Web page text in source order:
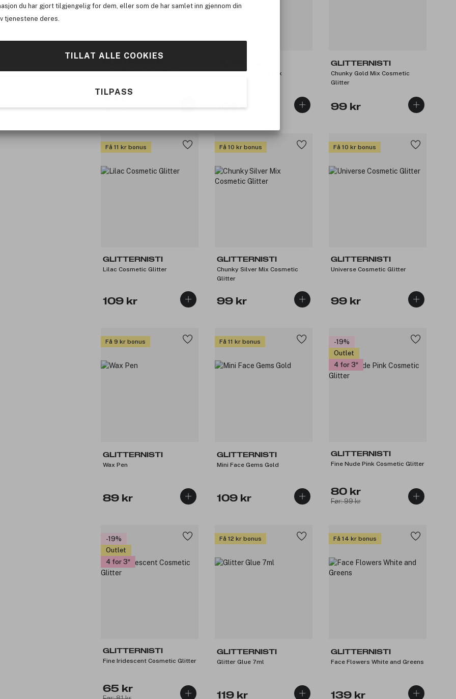
du har gjort tilgjengelig for dem, eller som de har samlet inn gjennom din
tjenestene deres.
TILLAT ALLE COOKIES
TILPASS
Nude Mix Cosmetic Glitter
Før: 79 kr
Chunky Iridescent Mix
109 kr
GLITTERNISTI
Chunky Gold Mix Cosmetic
Glitter
99 kr
Få 11 kr bonus
GLITTERNISTI
Lilac Cosmetic Glitter
109 kr
Få 10 kr bonus
GLITTERNISTI
Chunky Silver Mix Cosmetic
Glitter
99 kr
Få 10 kr bonus
GLITTERNISTI
Universe Cosmetic Glitter
99 kr
Få 9 kr bonus
GLITTERNISTI
Wax Pen
89 kr
Få 11 kr bonus
GLITTERNISTI
Mini Face Gems Gold
109 kr
-19%
Outlet
4 for 3
GLITTERNISTI
Fine Nude Pink Cosmetic Glitter
80 kr
Før: 99 kr
-19%
Outlet
4 for 3
GLITTERNISTI
Fine Iridescent Cosmetic Glitter
65 kr
Få 12 kr bonus
GLITTERNISTI
Glitter Glue 7ml
119 kr
Få 14 kr bonus
GLITTERNISTI
Face Flowers White and Greens
139 kr